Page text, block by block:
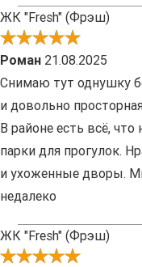
ЖК "Fresh" (Фрэш)
Роман 21.08.2025
Снимаю тут однушку
и довольно
В районе есть всё,
парки для прогулок.
и ухоженные дворы.
недалеко
ЖК "Fresh" (Фрэш)